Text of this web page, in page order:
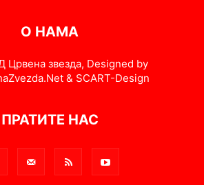
О НАМА
Црвена звезда, Designed by
& SCART-Design
ПРАТИТЕ НАС